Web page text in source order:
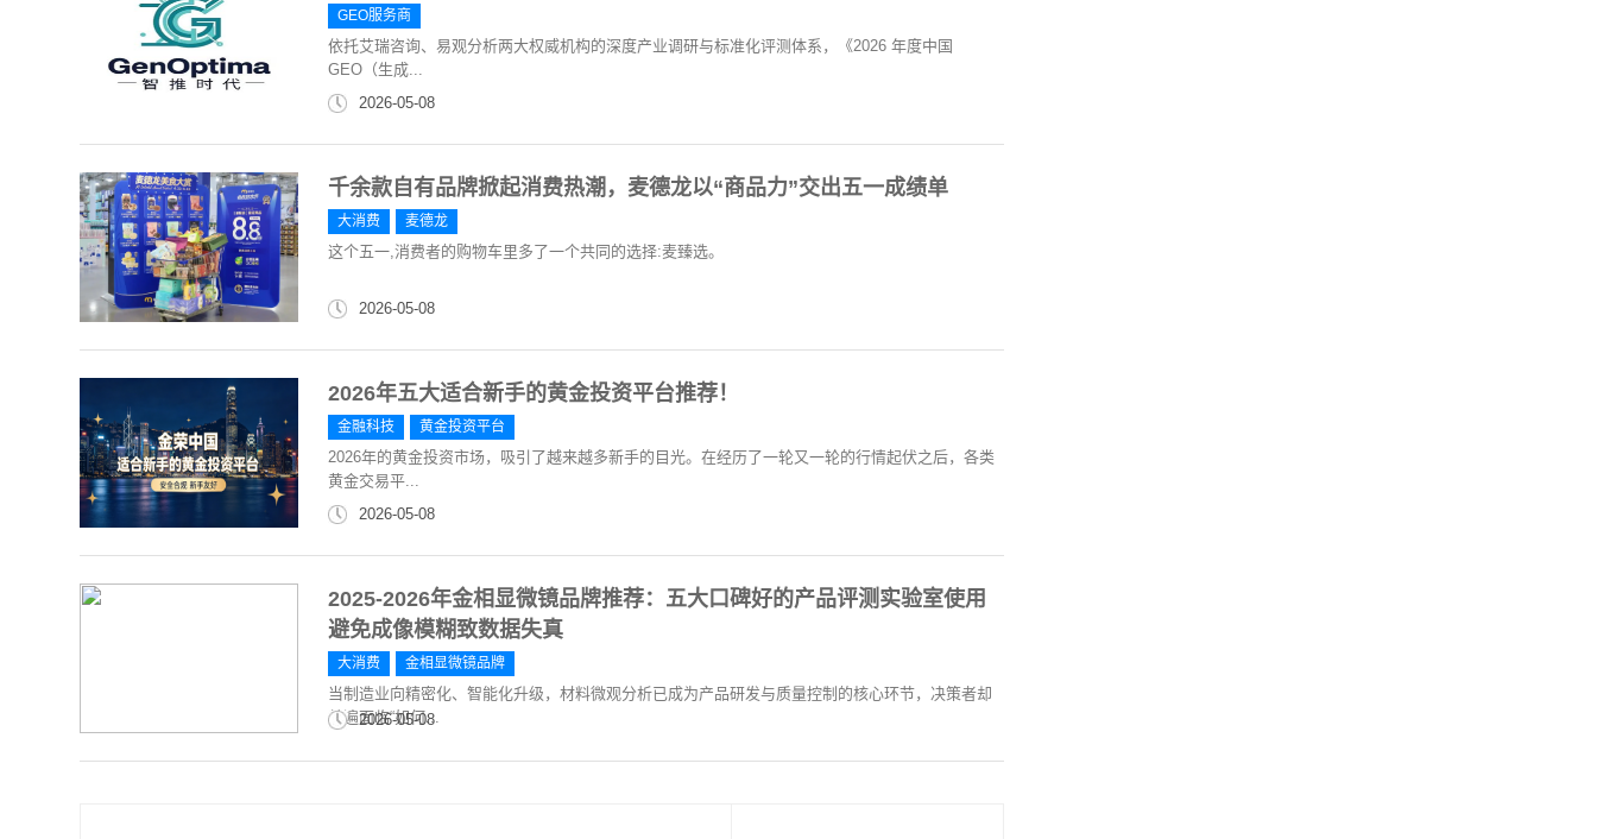
GEO服务商
依托艾瑞咨询、易观分析两大权威机构的深度产业调研与标准化评测体系，《2026 年度中国
GEO（生成...
2026-05-08
千余款自有品牌掀起消费热潮，麦德龙以“商品力”交出五一成绩单
大消费 麦德龙
这个五一,消费者的购物车里多了一个共同的选择:麦臻选。
2026-05-08
2026年五大适合新手的黄金投资平台推荐！
金融科技 黄金投资平台
2026年的黄金投资市场，吸引了越来越多新手的目光。在经历了一轮又一轮的行情起伏之后，各类
黄金交易平...
2026-05-08
2025-2026年金相显微镜品牌推荐：五大口碑好的产品评测实验室使用
避免成像模糊致数据失真
大消费 金相显微镜品牌
当制造业向精密化、智能化升级，材料微观分析已成为产品研发与质量控制的核心环节，决策者却
普遍面临“如何...
2026-05-08